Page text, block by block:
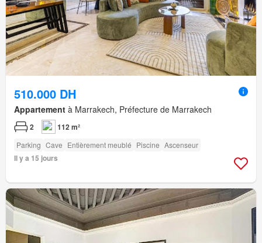
510.000 DH
Appartement à Marrakech, Préfecture de Marrakech
2 112 m²
Parking Cave Entièrement meublé Piscine Ascenseur
Il y a 15 jours